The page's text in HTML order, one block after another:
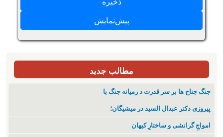
مطالب جدید
جنگ جناح ها بر سر قدرت د رمیانە جنگ با
پیروزی دکتر عبدال السید در میشیگان؛
‌امواجِ گرانشی و ساختارِ کیهان